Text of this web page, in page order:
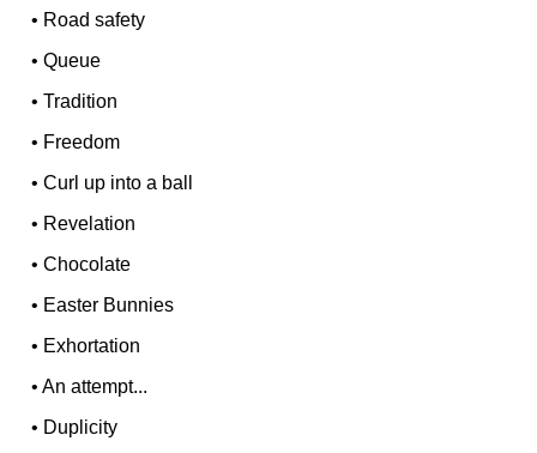
• Road safety
•Queue
•Tradition
• Freedom
•Curl up into a ball
• Revelation
•Chocolate
• Easter Bunnies
• Exhortation
•An attempt...
• Duplicity